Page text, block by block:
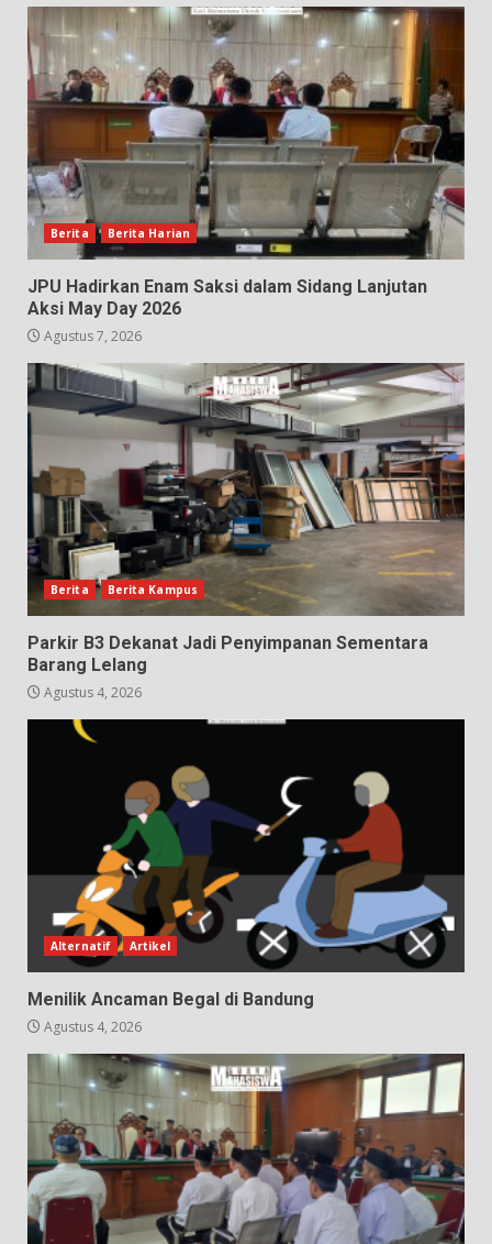
Berita Berita Harian
JPU Hadirkan Enam Saksi dalam Sidang Lanjutan
Aksi May Day 2026
Agustus 7, 2026
Berita Berita Kampus
Parkir B3 Dekanat Jadi Penyimpanan Sementara
Barang Lelang
Agustus 4, 2026
Alternatif Artikel
Menilik Ancaman Begal di Bandung
Agustus 4, 2026